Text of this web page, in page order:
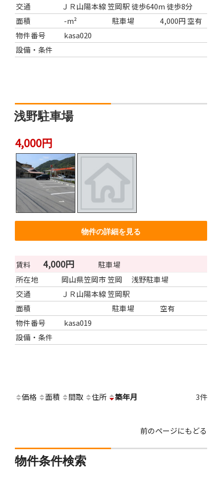
交通
ＪＲ山陽本線 笠岡駅 徒歩640m 徒歩8分
面積
-m² 駐車場
4,000円 空有
物件番号
kasa020
設備・条件
浅野駐車場
4,000円
物件の詳細を見る
賃料 4,000円
駐車場
所在地
岡山県笠岡市 笠岡 浅野駐車場
交通
ＪＲ山陽本線 笠岡駅
面積
駐車場
空有
物件番号
kasa019
設備・条件
価格 面積 間取 住所 築年月 3件
前のページにもどる
物件条件検索